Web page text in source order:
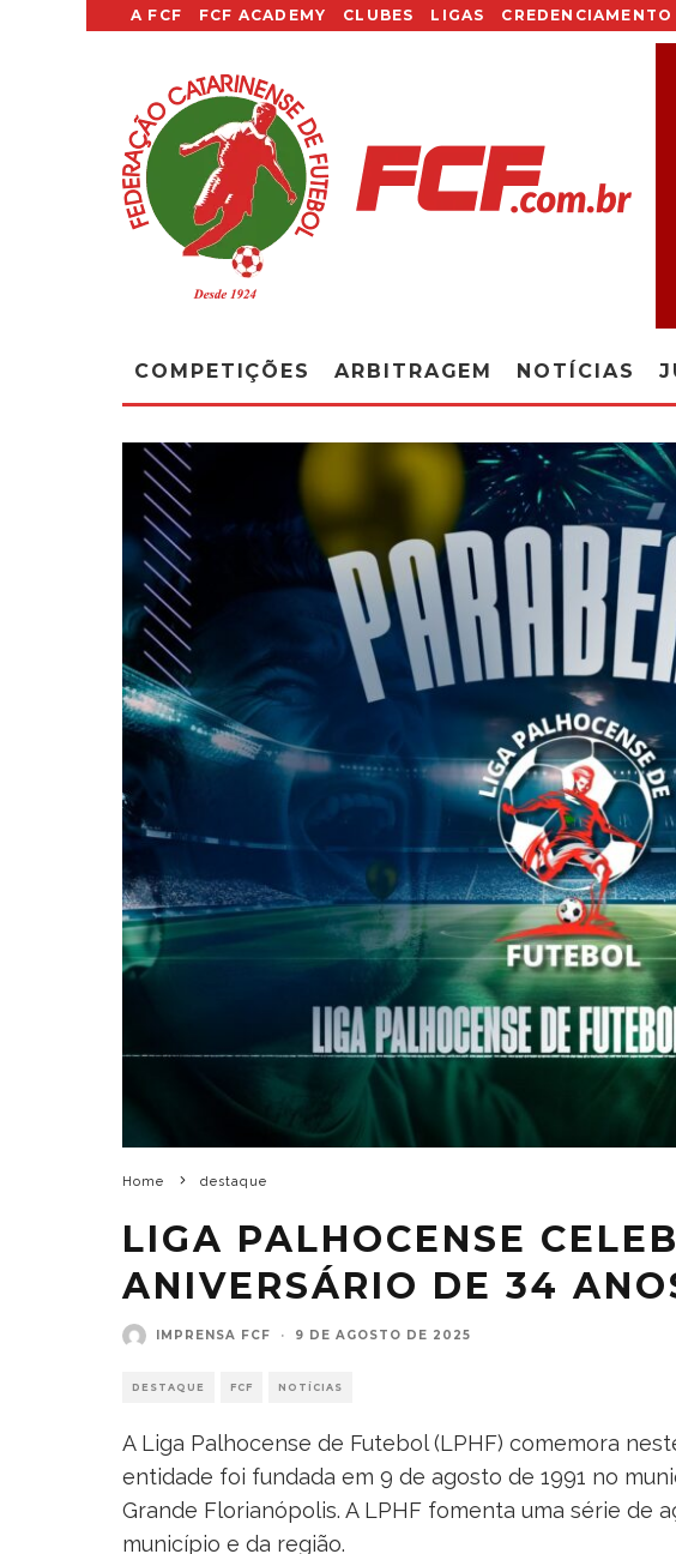
A FCF FCF ACADEMY CLUBES LIGAS CREDENCIAMENTO
COMPETIÇÕES ARBITRAGEM NOTÍCIAS
Home destaque
LIGA PALHOCENSE
ANIVERSÁRIO DE 34
IMPRENSA FCF · 9 DE AGOSTO DE 2025
DESTAQUE FCF NOTÍCIAS
A Liga Palhocense de Futebol (LPHF) comemora
entidade foi fundada em 9 de agosto de 1991 no
Grande Florianópolis. A LPHF fomenta uma série de
município e da região.